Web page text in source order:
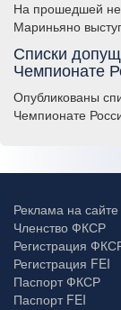
На прошедшей
Мариньяно
Списки
Чемпионате
Опубликованы
Чемпионате
Реклама на
Членство ФКСР
Регистрация
Регистрация FEI
Паспорт ФКСР
Паспорт FEI